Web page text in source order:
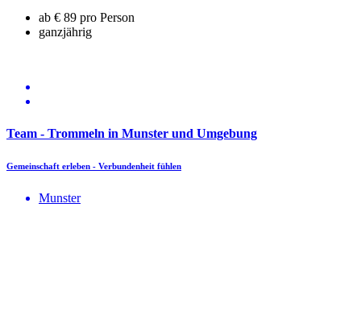
ab € 89 pro Person
ganzjährig
Team - Trommeln in Munster und Umgebung
Gemeinschaft erleben - Verbundenheit fühlen
Munster